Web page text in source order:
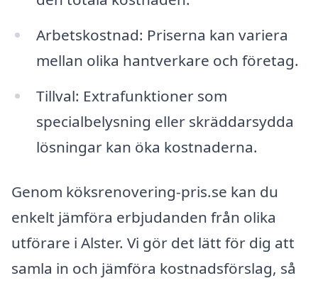
Arbetskostnad: Priserna kan variera
mellan olika hantverkare och företag.
Tillval: Extrafunktioner som
specialbelysning eller skräddarsydda
lösningar kan öka kostnaderna.
Genom köksrenovering-pris.se kan du
enkelt jämföra erbjudanden från olika
utförare i Alster. Vi gör det lätt för dig att
samla in och jämföra kostnadsförslag, så